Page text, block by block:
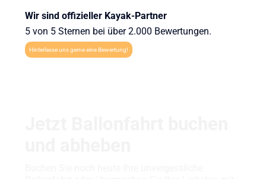
Wir sind offizieller Kayak-Partner
5 von 5 Sternen bei über 2.000 Bewertungen.
Hinterlasse uns gerne eine Bewertung!